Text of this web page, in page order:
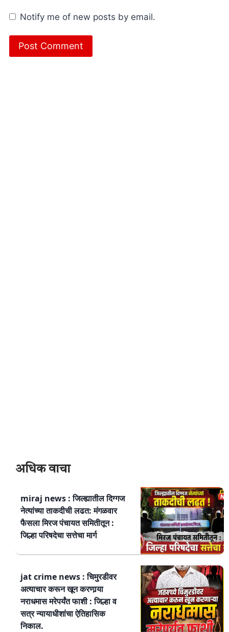
Notify me of new posts by email.
अधिक वाचा
miraj news : जिल्ह्यातील दिग्गज
नेत्यांच्या ताकदीची लढत: मंगळवार
फैसला मिरज पंचायत समितीतून :
जिल्हा परिषदेचा सत्तेचा मार्ग
jat crime news : चिमुरडीवर
अत्याचार करून खून करणार्‍या
नराधमास मरेपर्यंत फाशी : जिल्हा व
सत्र न्यायाधीशांचा ऐतिहासिक
निकाल.